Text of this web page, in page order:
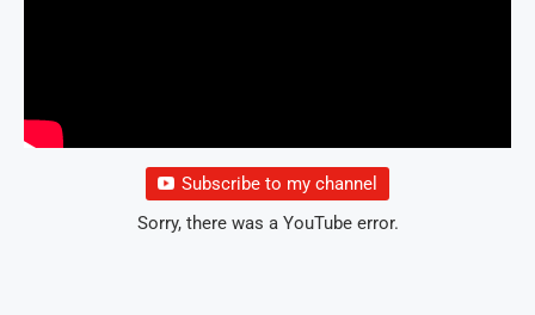
Subscribe to my channel
Sorry, there was a YouTube error.